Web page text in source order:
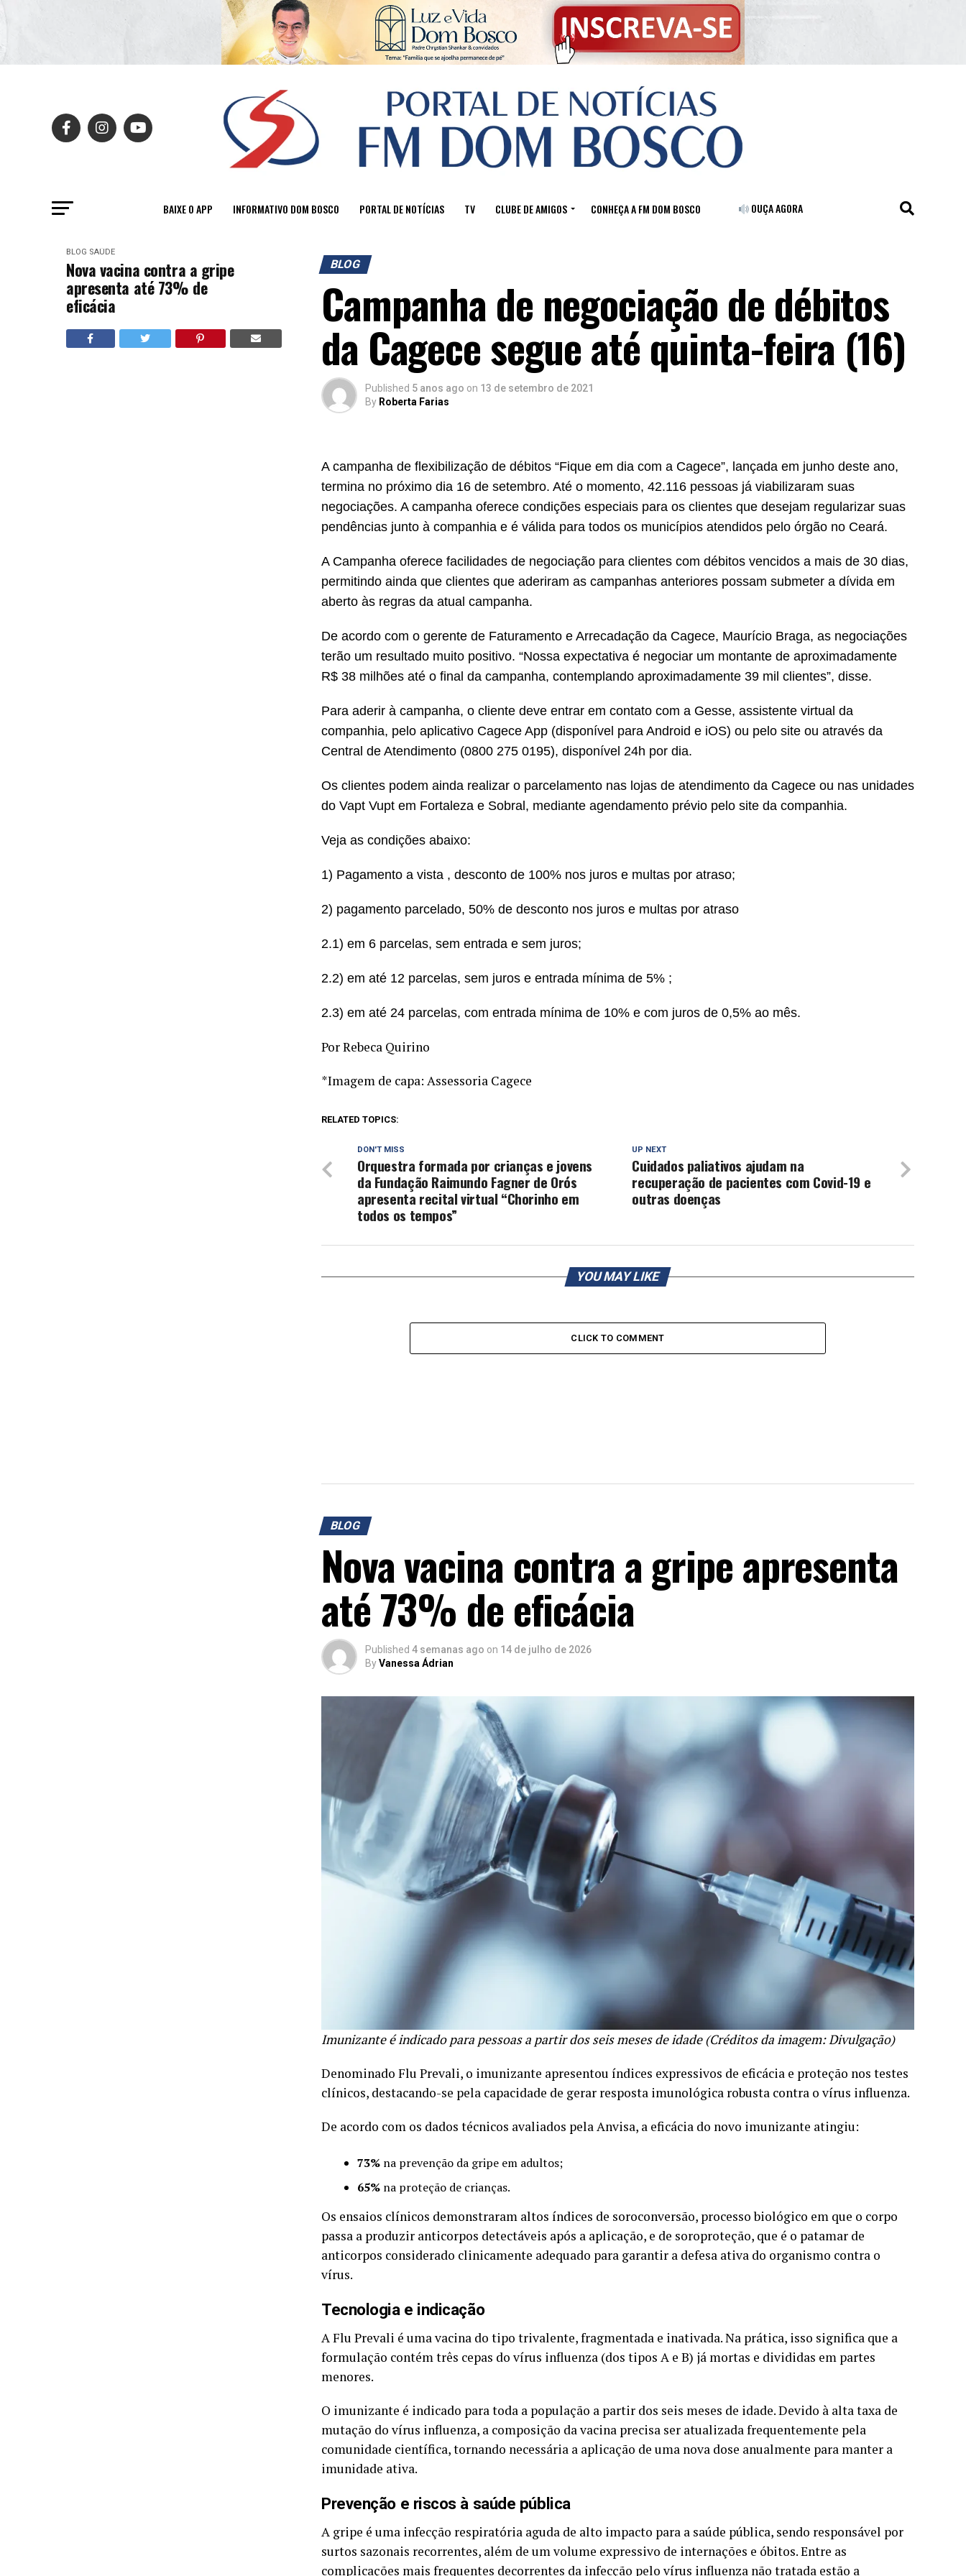
BAIXE O APP INFORMATIVO DOM BOSCO PORTAL DE NOTÍCIAS TV CLUBE DE AMIGOS CONHEÇA A FM DOM BOSCO OUÇA AGORA
BLOG SAÚDE
Nova vacina contra a gripe
apresenta até 73% de
eficácia
BLOG
Campanha de negociação de débitos
da Cagece segue até quinta-feira (16)
Published 5 anos ago on 13 de setembro de 2021
By Roberta Farias
A campanha de flexibilização de débitos “Fique em dia com a Cagece”, lançada em junho deste ano,
termina no próximo dia 16 de setembro. Até o momento, 42.116 pessoas já viabilizaram suas
negociações. A campanha oferece condições especiais para os clientes que desejam regularizar suas
pendências junto à companhia e é válida para todos os municípios atendidos pelo órgão no Ceará.
A Campanha oferece facilidades de negociação para clientes com débitos vencidos a mais de 30 dias,
permitindo ainda que clientes que aderiram as campanhas anteriores possam submeter a dívida em
aberto às regras da atual campanha.
De acordo com o gerente de Faturamento e Arrecadação da Cagece, Maurício Braga, as negociações
terão um resultado muito positivo. “Nossa expectativa é negociar um montante de aproximadamente
R$ 38 milhões até o final da campanha, contemplando aproximadamente 39 mil clientes”, disse.
Para aderir à campanha, o cliente deve entrar em contato com a Gesse, assistente virtual da
companhia, pelo aplicativo Cagece App (disponível para Android e iOS) ou pelo site ou através da
Central de Atendimento (0800 275 0195), disponível 24h por dia.
Os clientes podem ainda realizar o parcelamento nas lojas de atendimento da Cagece ou nas unidades
do Vapt Vupt em Fortaleza e Sobral, mediante agendamento prévio pelo site da companhia.
Veja as condições abaixo:
1) Pagamento a vista , desconto de 100% nos juros e multas por atraso;
2) pagamento parcelado, 50% de desconto nos juros e multas por atraso
2.1) em 6 parcelas, sem entrada e sem juros;
2.2) em até 12 parcelas, sem juros e entrada mínima de 5% ;
2.3) em até 24 parcelas, com entrada mínima de 10% e com juros de 0,5% ao mês.
Por Rebeca Quirino
*Imagem de capa: Assessoria Cagece
RELATED TOPICS:
UP NEXT
Cuidados paliativos ajudam na
recuperação de pacientes com Covid-19 e
outras doenças
DON'T MISS
Orquestra formada por crianças e jovens
da Fundação Raimundo Fagner de Orós
apresenta recital virtual “Chorinho em
todos os tempos”
YOU MAY LIKE
CLICK TO COMMENT
BLOG
Nova vacina contra a gripe apresenta
até 73% de eficácia
Published 4 semanas ago on 14 de julho de 2026
ByVanessa Ádrian
Imunizante é indicado para pessoas a partir dos seis meses de idade (Créditos da imagem: Divulgação)
Denominado Flu Prevali, o imunizante apresentou índices expressivos de eficácia e proteção nos testes
clínicos, destacando-se pela capacidade de gerar resposta imunológica robusta contra o vírus influenza.
De acordo com os dados técnicos avaliados pela Anvisa, a eficácia do novo imunizante atingiu:
73% na prevenção da gripe em adultos;
65% na proteção de crianças.
Os ensaios clínicos demonstraram altos índices de soroconversão, processo biológico em que o corpo
passa a produzir anticorpos detectáveis após a aplicação, e de soroproteção, que é o patamar de
anticorpos considerado clinicamente adequado para garantir a defesa ativa do organismo contra o
vírus.
Tecnologia e indicação
A Flu Prevali é uma vacina do tipo trivalente, fragmentada e inativada. Na prática, isso significa que a
formulação contém três cepas do vírus influenza (dos tipos A e B) já mortas e divididas em partes
menores.
O imunizante é indicado para toda a população a partir dos seis meses de idade. Devido à alta taxa de
mutação do vírus influenza, a composição da vacina precisa ser atualizada frequentemente pela
comunidade científica, tornando necessária a aplicação de uma nova dose anualmente para manter a
imunidade ativa.
Prevenção e riscos à saúde pública
A gripe é uma infecção respiratória aguda de alto impacto para a saúde pública, sendo responsável por
surtos sazonais recorrentes, além de um volume expressivo de internações e óbitos. Entre as
complicações mais frequentes decorrentes da infecção pelo vírus influenza não tratada estão a